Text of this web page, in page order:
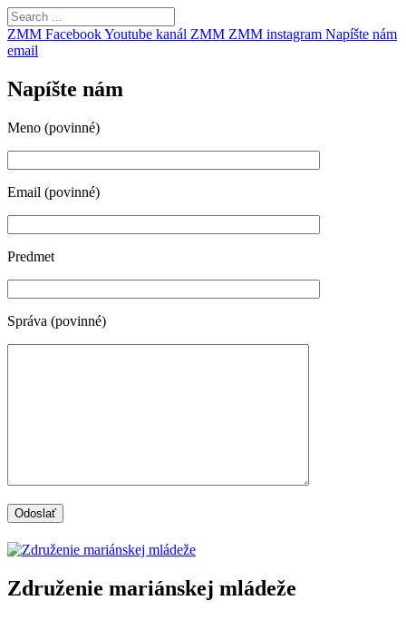
ZMM FacebookYoutube kanál ZMM ZMM instagram Napíšte nám
email
Napíšte nám
Meno (povinné)
Email (povinné)
Predmet
Správa (povinné)
Združenie mariánskej mládeže